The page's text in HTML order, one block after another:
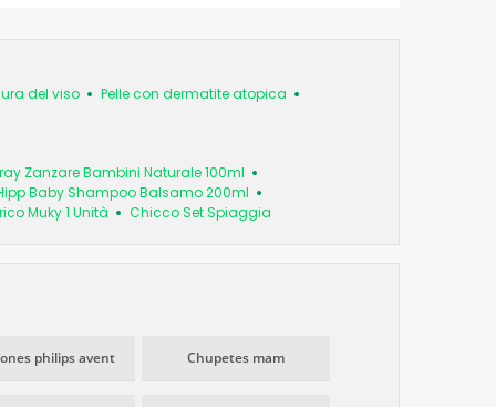
del viso
Pelle con dermatite atopica
Zanzare Bambini Naturale 100ml
Baby Shampoo Balsamo 200ml
Muky 1 Unità Chicco Set Spiaggia
philips avent Chupetes mam